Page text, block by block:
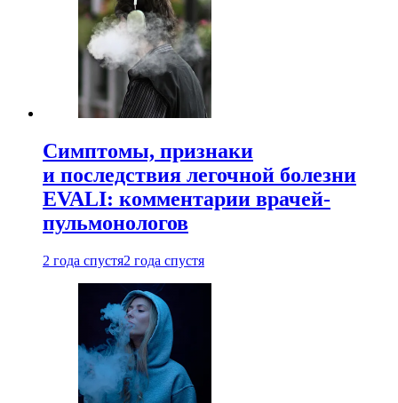
Симптомы, признаки
и последствия легочной болезни
EVALI: комментарии врачей-
пульмонологов
2 года спустя2 года спустя